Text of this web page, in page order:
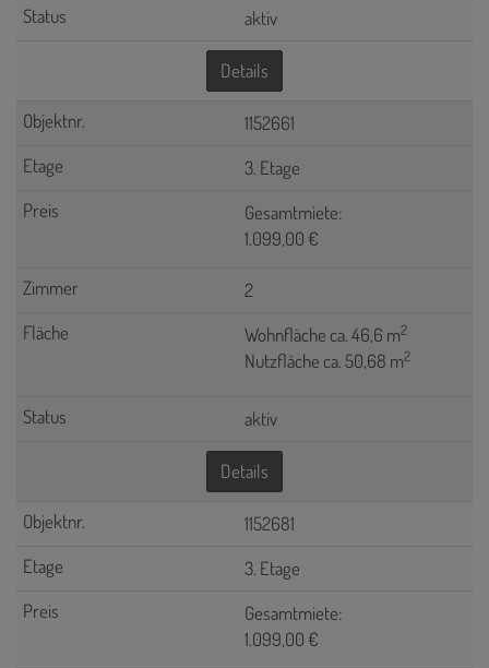
aktiv
Details
1152661
3. Etage
Gesamtmiete:
1.099,00 €
2
Wohnfläche ca. 46,6 m2
Nutzfläche ca. 50,68 m2
aktiv
Details
1152681
3. Etage
Gesamtmiete:
1.099,00 €